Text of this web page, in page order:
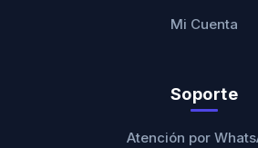
Mi Cuenta
Soporte
Atención por